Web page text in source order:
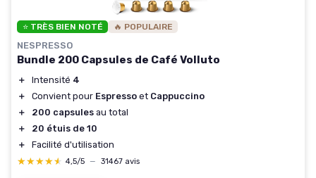
⭐ TRÈS BIEN NOTÉ 🔥 POPULAIRE
NESPRESSO
Bundle 200 Capsules de Café Volluto
＋ Intensité 4
＋
Convient pour Espresso et Cappuccino
＋
200 capsules au total
＋
20 étuis de 10
＋
Facilité d'utilisation
★★★★★
★★★★★ 4,5/5 — 31467 avis